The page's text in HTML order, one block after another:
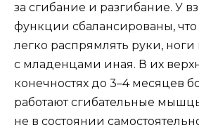
за сгибание и разгибание. У
функции сбалансированы, что
легко распрямлять руки,
с младенцами иная. В их
конечностях до 3–4 месяцев
работают сгибательные
не в состоянии